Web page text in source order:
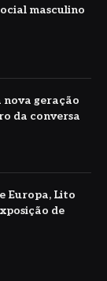
masculino
nova geração
da conversa
Europa, Lito
de